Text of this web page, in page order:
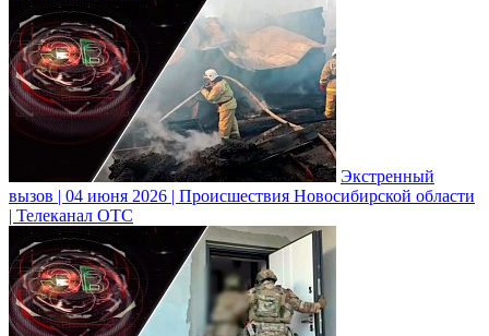
Экстренный
вызов | 04 июня 2026 | Происшествия Новосибирской области
| Телеканал ОТС